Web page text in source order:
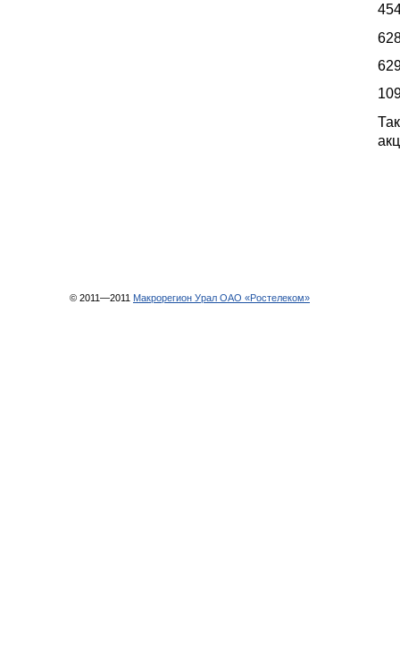
© 2011—2011 Макрорегион Урал ОАО «Ростелеком»